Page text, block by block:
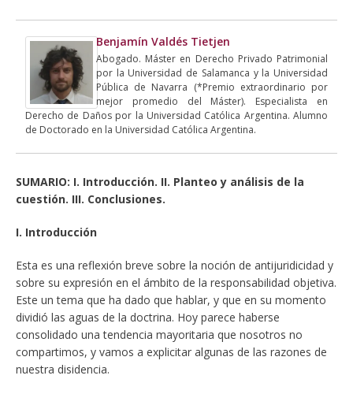
e
b
o
o
t
t
e
r
k
e
d
I
n
t
s
A
p
p
i
l
y
L
i
n
n
t
Benjamín Valdés Tietjen
Abogado. Máster en Derecho Privado Patrimonial
por la Universidad de Salamanca y la Universidad
Pública de Navarra (*Premio extraordinario por
mejor promedio del Máster). Especialista en
Derecho de Daños por la Universidad Católica Argentina. Alumno
de Doctorado en la Universidad Católica Argentina.
SUMARIO: I. Introducción. II. Planteo y análisis de la
cuestión. III. Conclusiones.
I. Introducción
Esta es una reflexión breve sobre la noción de antijuridicidad y
sobre su expresión en el ámbito de la responsabilidad objetiva.
Este un tema que ha dado que hablar, y que en su momento
dividió las aguas de la doctrina. Hoy parece haberse
consolidado una tendencia mayoritaria que nosotros no
compartimos, y vamos a explicitar algunas de las razones de
nuestra disidencia.